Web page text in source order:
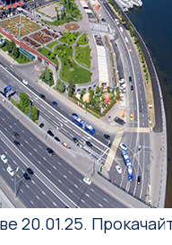
20.01.25.